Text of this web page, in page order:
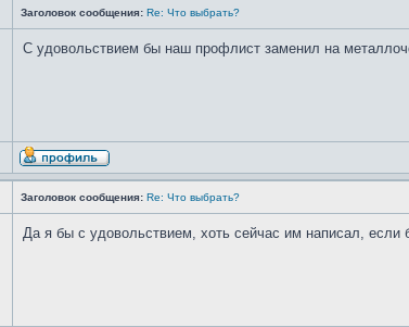
Заголовок сообщения: Re: Что выбрать?
С удовольствием бы наш профлист заменил на
Заголовок сообщения: Re: Что выбрать?
Да я бы с удовольствием, хоть сейчас им написал,